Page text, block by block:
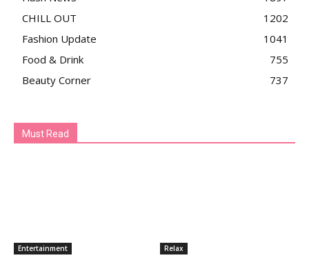
CHILL OUT
1202
Fashion Update
1041
Food & Drink
755
Beauty Corner
737
Must Read
Entertainment Relax